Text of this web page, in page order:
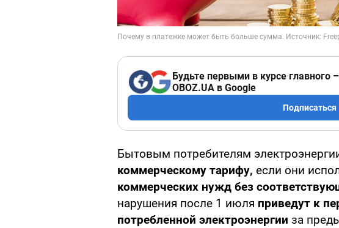
Будьте первыми в курсе главного
OBOZ.UA в Google
Подписаться
Бытовым потребителям
коммерческому тарифу, если они
коммерческих нужд без
нарушения после 1 июля приведут к
потребленной электроэнергии за